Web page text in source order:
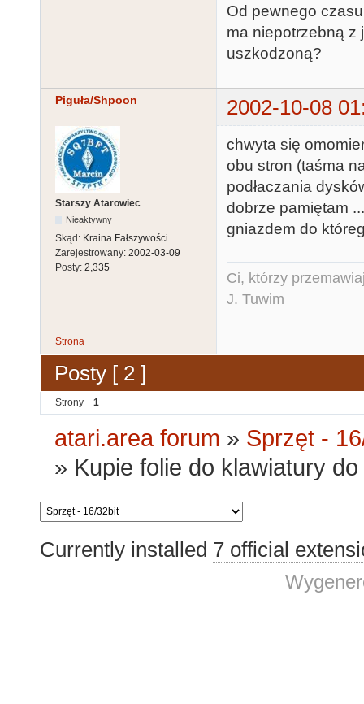
Od pewnego
ma niepotrzebną z
uszkodzoną?
Piguła/Shpoon 2002-10-08
Starszy Atarowiec
Nieaktywny
Skąd: Kraina Fałszywości
Zarejestrowany: 2002-03-09
Posty: 2,335
chwyta się
obu stron (taśma
podłaczania
dobrze pamiętam
gniazdem do
Ci, którzy
J. Tuwim
Strona
Posty [ 2 ]
Strony 1
atari.area forum » Sprzęt -
» Kupie folie do klawiatury
Currently installed 7 official